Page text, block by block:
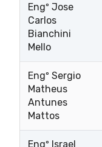
Engº Jose
Carlos
Bianchini
Mello
Engº Sergio
Matheus
Antunes
Mattos
Engº Israel